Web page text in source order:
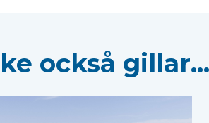
också gillar...